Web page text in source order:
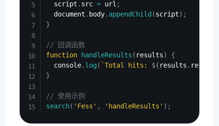
  script
. src = url ;
  document
. body. appendChild (script) ;
}
// 回调函数
function
handleResults ( results)
{
  console
. log ( `Total hits: ${results .
}
// 使用示例
search( 'Fess' , 'handleResults' ) ;